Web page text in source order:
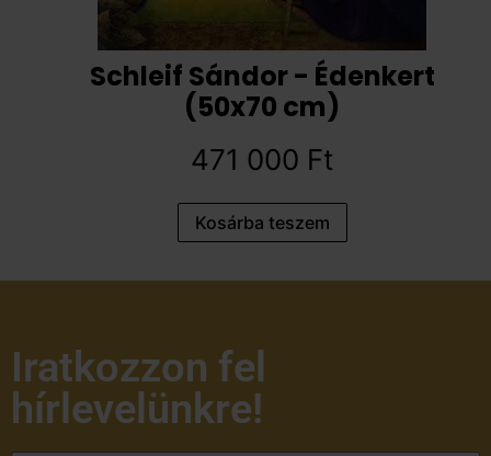
Schleif Sándor - Édenkert
(50x70 cm)
471 000 Ft
Kosárba teszem
Iratkozzon fel
hírlevelünkre!